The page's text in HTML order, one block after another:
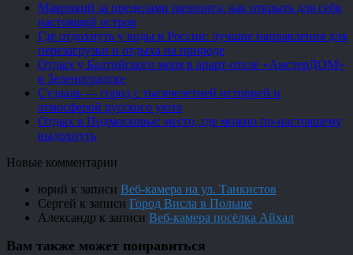
Маврикий за пределами шезлонга: как открыть для себя
настоящий остров
Где отдохнуть у воды в России: лучшие направления для
перезагрузки и отдыха на природе
Отдых у Балтийского моря в апарт-отеле «АмстерДОМ»
в Зеленоградске
Суздаль — город с тысячелетней историей и
атмосферой русского уюта
Отдых в Подмосковье: место, где можно по-настоящему
выдохнуть
Новые комментарии
юрий к записи Веб-камера на ул. Танкистов
Сергей к записи Город Висла в Польше
Александр к записи Веб-камера посёлка Айхал
Вам также может понравиться